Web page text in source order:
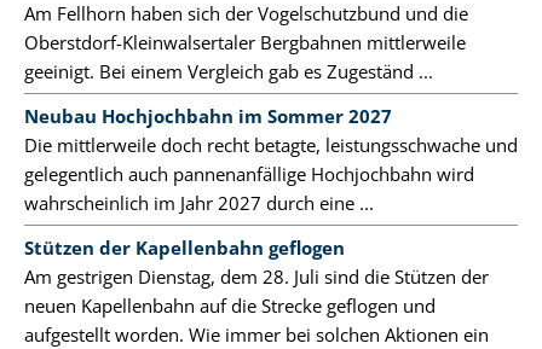
Am Fellhorn haben sich der Vogelschutzbund und die
Oberstdorf-Kleinwalsertaler Bergbahnen mittlerweile
geeinigt. Bei einem Vergleich gab es Zugeständ ...
Neubau Hochjochbahn im Sommer 2027
Die mittlerweile doch recht betagte, leistungsschwache und
gelegentlich auch pannenanfällige Hochjochbahn wird
wahrscheinlich im Jahr 2027 durch eine ...
Stützen der Kapellenbahn geflogen
Am gestrigen Dienstag, dem 28. Juli sind die Stützen der
neuen Kapellenbahn auf die Strecke geflogen und
aufgestellt worden. Wie immer bei solchen Aktionen ein